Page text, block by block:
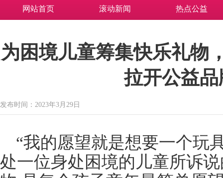
网站首页 滚动新闻 热点公益
为困境儿童筹集快乐礼物
拉开公益
发布时间：2023年3月29日
“我的愿望就是想要一个
处一位身处困境的儿童所诉